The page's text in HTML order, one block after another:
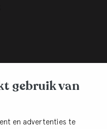
gebruik van
en advertenties te